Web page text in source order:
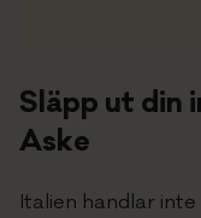
Släpp ut din
Aske
Italien handlar